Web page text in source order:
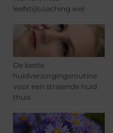
leefstijlcoaching wel
De beste
huidverzorgingsroutine
voor een stralende huid
thuis